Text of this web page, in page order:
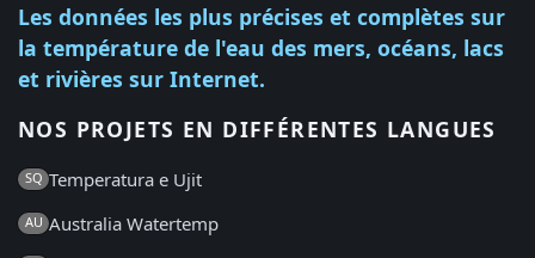
Les données les plus précises et complètes sur
la température de l'eau des mers, océans, lacs
et rivières sur Internet.
NOS PROJETS EN DIFFÉRENTES LANGUES
SQ Temperatura e Ujit
AU Australia Watertemp